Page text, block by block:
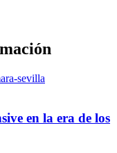
en la era de los